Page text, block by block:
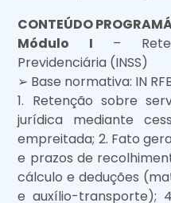
CONTEÚDO
Módulo I –
Previdenciária (INSS)
➢ Base normativa: IN
1. Retenção sobre
jurídica mediante
empreitada; 2. Fato
e prazos de
cálculo e deduções
e auxílio-transporte);